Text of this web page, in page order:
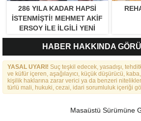
286 YILA KADAR HAPSI
ISTENMIŞTI! MEHMET AKIF
ERSOY ILE ILGILI YENI
GELIŞME
HABER HAKKINDA
YASAL UYARI! Suç teşkil edecek, yasadışı,
ve küfür içeren, aşağılayıcı, küçük düşürücü,
kişilik haklarına zarar verici ya da benzeri
türlü mali, hukuki, cezai, idari sorumluluk içeriği
Masaüstü Sürümüne